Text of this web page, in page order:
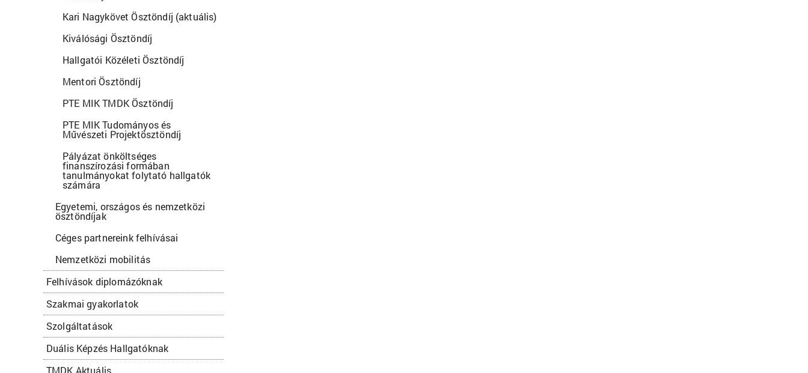
Kari Nagykövet Ösztöndíj (aktuális)
Kiválósági Ösztöndíj
Hallgatói Közéleti Ösztöndíj
Mentori Ösztöndíj
PTE MIK TMDK Ösztöndíj
PTE MIK Tudományos és
Művészeti Projektösztöndíj
Pályázat önköltséges
finanszírozási formában
tanulmányokat folytató hallgatók
számára
Egyetemi, országos és nemzetközi
ösztöndíjak
Céges partnereink felhívásai
Nemzetközi mobilitás
Felhívások diplomázóknak
Szakmai gyakorlatok
Szolgáltatások
Duális Képzés Hallgatóknak
TMDK Aktuális